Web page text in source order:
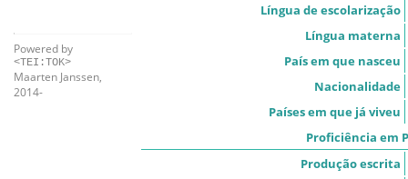
Powered by
<TEI:TOK>
Maarten Janssen,
2014-
Língua de escolarização
Língua materna
País em que nasceu
Nacionalidade
Países em que já viveu
Proficiência em
Produção escrita